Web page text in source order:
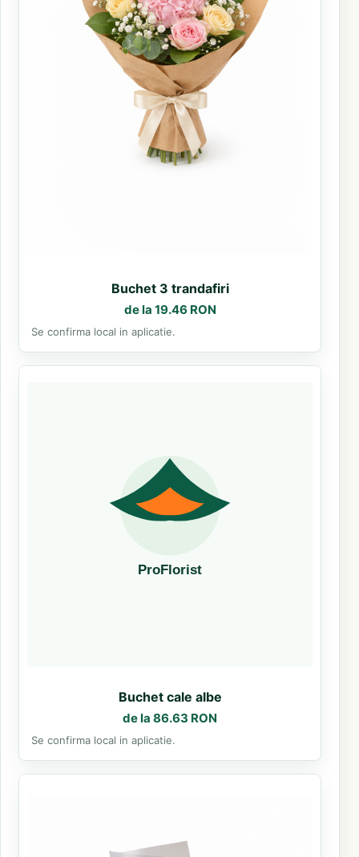
Buchet 3 trandafiri
de la 19.46 RON
Se confirma local in aplicatie.
Buchet cale albe
de la 86.63 RON
Se confirma local in aplicatie.